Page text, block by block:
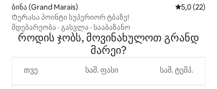
ბინა (Grand Marais) საშუალო
5,0 (22)
Ტერასა პოინტი სუპერიორ ტბაზე!
მდებარეობა · გასვლა · სააბაზანო
როდის ჯობს, მოვინახულოთ გრანდ
მარეი?
თვე საშ. ფასი საშ. ტემპ.